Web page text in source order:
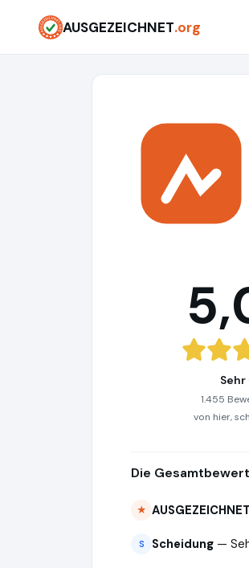
AUSGEZEICHNET.org
Sehr
1.455
von hier,
Die
★
S Scheidung —